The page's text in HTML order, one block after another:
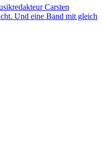
Carsten
Und eine Band mit gleich